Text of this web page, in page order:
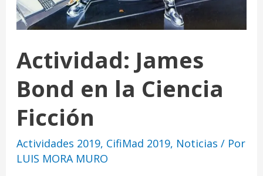
Actividad: James
Bond en la Ciencia
Ficción
Actividades 2019, CifiMad 2019, Noticias / Por
LUIS MORA MURO